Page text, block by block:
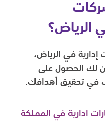
الرياض؟
في الرياض،
لك الحصول على
في تحقيق أهدافك.
ادارية في المملكة